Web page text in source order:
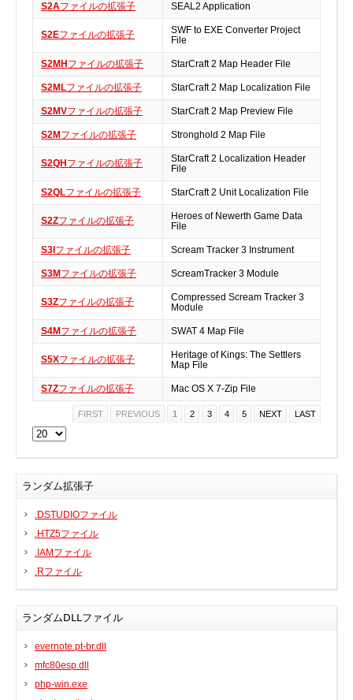
実行ファイル
ゲームファイル
ページレイアウトファイル
その他のファイル
プラグインファイル
プラグインファイル
設定ファイル
表計算ファイル
システムファイル
テキストファイル
ベクトル画像ファイル
ドライバのカテゴリー
BIOS
Bluetooth
カードリーダー
デジタルカメラ、インターネット
ファームウェア
グラフィックカード
HDD, SSD, NAS, USB
モデム
モニター
マザーボード
S2Aファイルの拡張子 SEAL2 Application
S2Eファイルの拡張子
SWF to EXE Converter Project
File
S2MH ファイルの拡張子 StarCraft 2 Map Header File
S2MLファイルの拡張子 StarCraft 2 Map Localization File
S2MVファイルの拡張子 StarCraft 2 Map Preview File
S2M ファイルの拡張子 Stronghold 2 Map File
S2QH ファイルの拡張子
StarCraft 2 Localization Header
File
S2QLファイルの拡張子 StarCraft 2 Unit Localization File
S2Zファイルの拡張子
Heroes of Newerth Game Data
File
S3I ファイルの拡張子 Scream Tracker 3 Instrument
S3M ファイルの拡張子 ScreamTracker 3 Module
S3Zファイルの拡張子
Compressed Scream Tracker 3
Module
S4M ファイルの拡張子 SWAT 4 Map File
S5Xファイルの拡張子
Heritage of Kings: The Settlers
Map File
S7Zファイルの拡張子 Mac OS X 7-Zip File
FIRST PREVIOUS 1 2 3 4 5 NEXT LAST
ランダム拡張子
.DSTUDIOファイル
.HTZ5ファイル
.IAMファイル
.Rファイル
ランダムDLLファイル
evernote.pt-br.dll
mfc80esp.dll
php-win.exe